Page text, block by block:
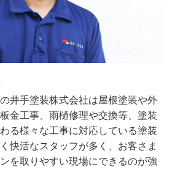
井手塗装株式会社は屋根塗装や外
金工事、雨樋修理や交換等、塗装
る様々な工事に対応している塗装
快活なスタッフが多く、お客さま
を取りやすい現場にできるのが強